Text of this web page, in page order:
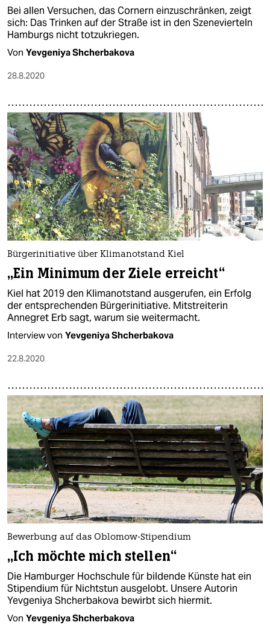
Bei allen Versuchen, das Cornern einzuschränken, zeigt
sich: Das Trinken auf der Straße ist in den Szenevierteln
Hamburgs nicht totzukriegen.
Von Yevgeniya Shcherbakova
28.8.2020
Bürgerinitiative über Klimanotstand Kiel
„Ein Minimum der Ziele erreicht“
Kiel hat 2019 den Klimanotstand ausgerufen, ein Erfolg
der entsprechenden Bürgerinitiative. Mitstreiterin
Annegret Erb sagt, warum sie weitermacht.
Interview von Yevgeniya Shcherbakova
22.8.2020
Bewerbung auf das Oblomow-Stipendium
„Ich möchte mich stellen“
Die Hamburger Hochschule für bildende Künste hat ein
Stipendium für Nichtstun ausgelobt. Unsere Autorin
Yevgeniya Shcherbakova bewirbt sich hiermit.
Von Yevgeniya Shcherbakova